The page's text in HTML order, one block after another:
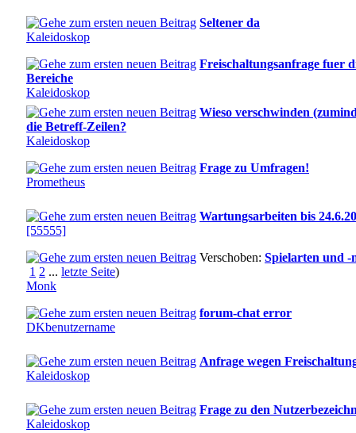
Seltener da
Kaleidoskop
Freischaltungsanfrage fuer
Bereiche
Kaleidoskop
Wieso verschwinden
die Betreff-Zeilen?
Kaleidoskop
Frage zu Umfragen!
Prometheus
Wartungsarbeiten bis
[55555]
Verschoben: Spielarten und -
1 2 ... letzte Seite)
Monk
forum-chat error
DKbenutzername
Anfrage wegen
Kaleidoskop
Frage zu den
Kaleidoskop